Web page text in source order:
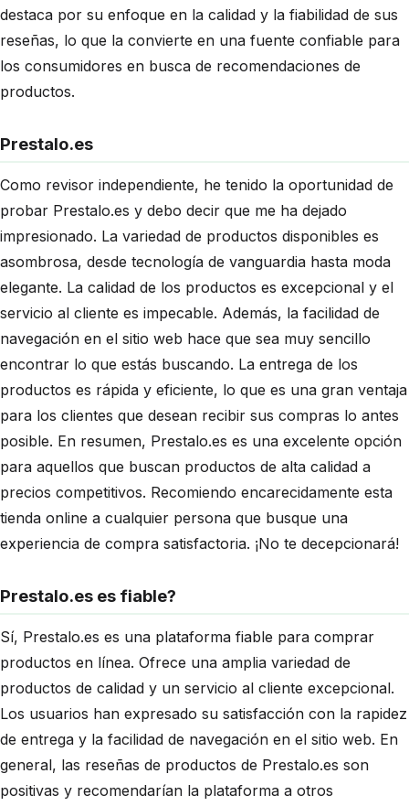
destaca por su enfoque en la calidad y la fiabilidad de sus
reseñas, lo que la convierte en una fuente confiable para
los consumidores en busca de recomendaciones de
productos.
Prestalo.es
Como revisor independiente, he tenido la oportunidad de
probar Prestalo.es y debo decir que me ha dejado
impresionado. La variedad de productos disponibles es
asombrosa, desde tecnología de vanguardia hasta moda
elegante. La calidad de los productos es excepcional y el
servicio al cliente es impecable. Además, la facilidad de
navegación en el sitio web hace que sea muy sencillo
encontrar lo que estás buscando. La entrega de los
productos es rápida y eficiente, lo que es una gran ventaja
para los clientes que desean recibir sus compras lo antes
posible. En resumen, Prestalo.es es una excelente opción
para aquellos que buscan productos de alta calidad a
precios competitivos. Recomiendo encarecidamente esta
tienda online a cualquier persona que busque una
experiencia de compra satisfactoria. ¡No te decepcionará!
Prestalo.es es fiable?
Sí, Prestalo.es es una plataforma fiable para comprar
productos en línea. Ofrece una amplia variedad de
productos de calidad y un servicio al cliente excepcional.
Los usuarios han expresado su satisfacción con la rapidez
de entrega y la facilidad de navegación en el sitio web. En
general, las reseñas de productos de Prestalo.es son
positivas y recomendarían la plataforma a otros